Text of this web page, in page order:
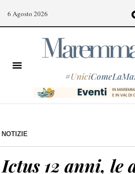
6 Agosto 2026
#Unici
NOTIZIE
Ictus 12 anni, le